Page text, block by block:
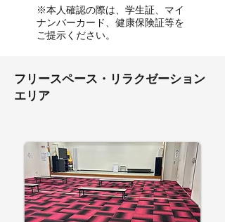
※本人確認の際は、学生証、マイ
ナンバーカード、健康保険証等を
ご提示ください。
フリースペース・リラクゼーション
エリア